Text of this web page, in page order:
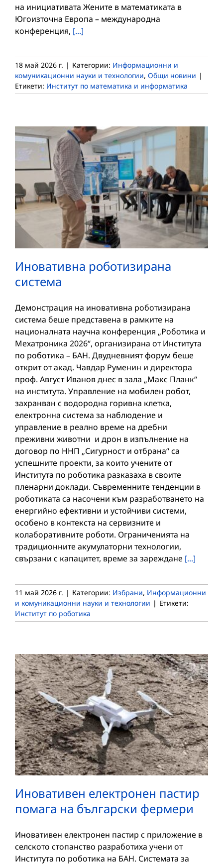
на инициативата Жените в математиката в
Югоизточна Европа – международна
конференция, [...]
18 май 2026 г. | Категории: Информационни и
комуникационни науки и технологии, Общи новини |
Етикети: Институт по математика и информатика
Иновативна роботизирана
система
Демонстрация на иновативна роботизирана
система беше представена в рамките на
националната научна конференция „Роботика и
Мехатроника 2026“, организирана от Института
по роботика – БАН. Двудневният форум беше
открит от акад. Чавдар Руменин и директора
проф. Август Иванов днес в зала „Макс Планк“
на института. Управление на мобилен робот,
захранван с водородна горивна клетка,
електронна система за наблюдение и
управление в реално време на дребни
преживни животни и дрон в изпълнение на
договор по ННП „Сигурност и отбрана“ са
успешните проекти, за които учените от
Института по роботика разказаха в своите
пленарни доклади. Съвременните тенденции в
роботиката са насочени към разработването на
енергийно ефективни и устойчиви системи,
особено в контекста на сервизните и
колаборативните роботи. Ограниченията на
традиционните акумулаторни технологии,
свързани с капацитет, време за зареждане [...]
11 май 2026 г. | Категории: Избрани, Информационни
и комуникационни науки и технологии | Етикети:
Институт по роботика
Иновативен електронен пастир
помага на български фермери
Иновативен електронен пастир с приложение в
селското стопанство разработиха учени от
Института по роботика на БАН. Системата за